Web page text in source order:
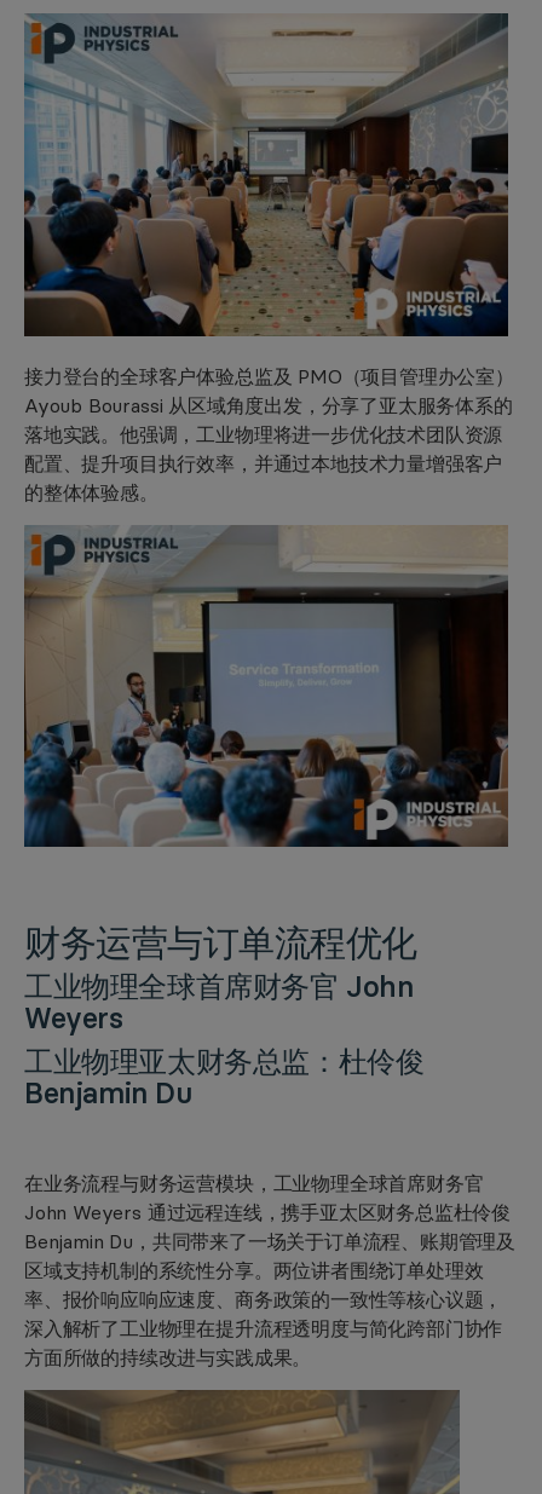
接力登台的全球客户体验总监及 PMO（项目管理办公室）
Ayoub Bourassi 从区域角度出发，分享了亚太服务体系的
落地实践。他强调，工业物理将进一步优化技术团队资源
配置、提升项目执行效率，并通过本地技术力量增强客户
的整体体验感。
财务运营与订单流程优化
工业物理全球首席财务官 John
Weyers
工业物理亚太财务总监： 杜伶俊
Benjamin Du
在业务流程与财务运营模块，工业物理全球首席财务官
John Weyers 通过远程连线，携手亚太区财务总监杜伶俊
Benjamin Du，共同带来了一场关于订单流程、账期管理及
区域支持机制的系统性分享。两位讲者围绕订单处理效
率、报价响应响应速度、商务政策的一致性等核心议题，
深入解析了工业物理在提升流程透明度与简化跨部门协作
方面所做的持续改进与实践成果。